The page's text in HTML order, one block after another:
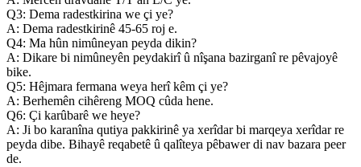
Q3: Dema radestkirina we çi ye?
A: Dema radestkirinê 45-65 roj e.
Q4: Ma hûn nimûneyan peyda dikin?
A: Dikare bi nimûneyên peydakirî û nîşana bazirganî re pêvajoyê
bike.
Q5: Hêjmara fermana weya herî kêm çi ye?
A: Berhemên cihêreng MOQ cûda hene.
Q6: Çi karûbarê we heye?
A: Ji bo karanîna qutiya pakkirinê ya xerîdar bi marqeya xerîdar re
peyda dibe. Bihayê reqabetê û qalîteya pêbawer di nav bazara peer
de.